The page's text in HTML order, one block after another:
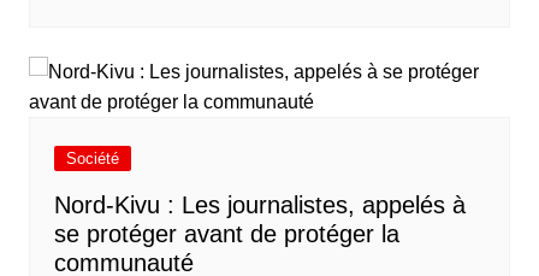
Société
Nord-Kivu : Les journalistes, appelés à
se protéger avant de protéger la
communauté